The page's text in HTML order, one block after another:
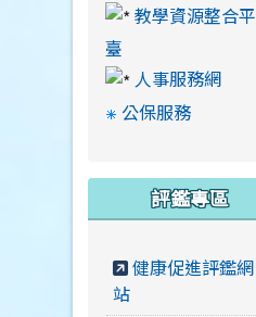
教學資源整合平
臺
人事服務網
公保服務
評鑑專區
健康促進評鑑網
站